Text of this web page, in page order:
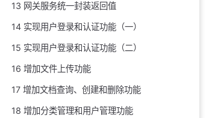
13 网关服务统一封装返回值
14 实现用户登录和认证功能（一）
15 实现用户登录和认证功能（二）
16 增加文件上传功能
17 增加文档查询、创建和删除功能
18 增加分类管理和用户管理功能